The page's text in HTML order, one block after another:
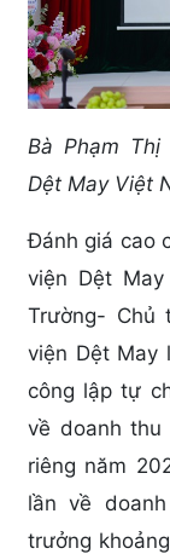
Bà Phạm Thị
Dệt May Việt
Đánh giá cao
viện Dệt
Trường- Chủ
viện Dệt May
công lập tự
về doanh
riêng năm
lần về
trưởng